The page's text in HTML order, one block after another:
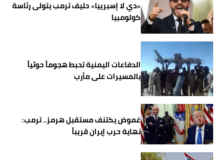
«دي لا إسبرييا» حليف ترمب يتولى رئاسة
كولومبيا
الدفاعات اليمنية تحبط هجوماً حوثياً
بالمسيرات على مأرب
غموض يكتنف مستقبل هرمز.. ترمب:
نهاية حرب إيران قريباً